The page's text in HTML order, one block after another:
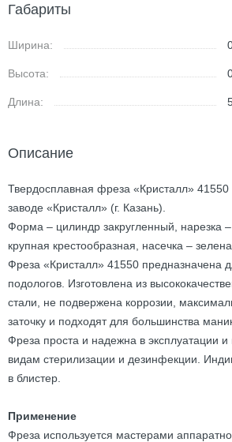
Габариты
Ширина:
Высота:
Длина:
Описание
Твердосплавная фреза «Кристалл» 41550
заводе «Кристалл» (г. Казань).
Форма – цилиндр закругленный, нарезка –
крупная крестообразная, насечка –
Фреза «Кристалл» 41550 предназначена
подологов. Изготовлена из
стали, не подвержена коррозии,
заточку и подходят для большинства
Фреза проста и надежна в эксплуатации
видам стерилизации и дезинфекции.
в блистер.
Применение
Фреза используется мастерами